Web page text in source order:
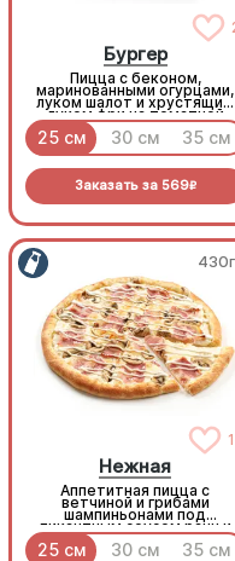
Бургер
Пицца с беконом,
маринованными огурцами,
луком шалот и хрустящим
луком фри на томатной
основе с моцареллой.
25 см 30 см 35 см
Заказать за 569R
Нежная
Аппетитная пицца с
ветчиной и грибами
шампиньонами под
пикантным соусом ранч и
моцареллой
25 см 30 см 35 см